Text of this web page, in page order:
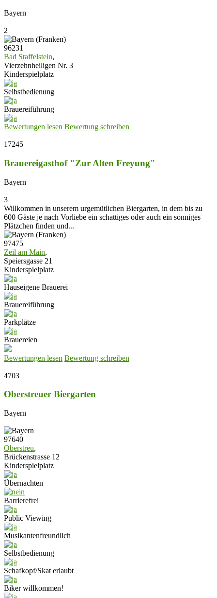
Bayern
2
96231
Bad Staffelstein,
Vierzehnheiligen Nr. 3
Kinderspielplatz
Selbstbedienung
Brauereiführung
Bewertungen lesen Bewertung schreiben
17245
Brauereigasthof "Zur Alten Freyung"
Bayern
3
Willkommen in unserem urgemütlichen Biergarten, in dem bis zu
600 Gäste je nach Vorliebe ein schattiges oder auch ein sonniges
Plätzchen finden und...
97475
Zeil am Main,
Speiersgasse 21
Kinderspielplatz
Hauseigene Brauerei
Brauereiführung
Parkplätze
Brauereien
Bewertungen lesen Bewertung schreiben
4703
Oberstreuer Biergarten
Bayern
97640
Oberstreu,
Brückenstrasse 12
Kinderspielplatz
Übernachten
Barrierefrei
Public Viewing
Musikantenfreundlich
Selbstbedienung
Schafkopf/Skat erlaubt
Biker willkommen!